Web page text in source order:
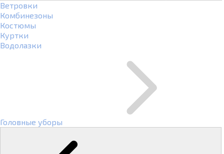
Ветровки
Комбинезоны
Костюмы
Куртки
Водолазки
Головные уборы